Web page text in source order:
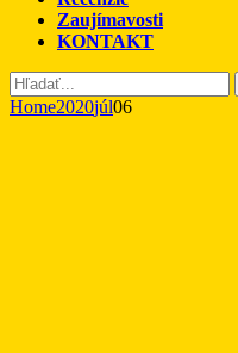
Zaujímavosti
KONTAKT
Home2020júl06